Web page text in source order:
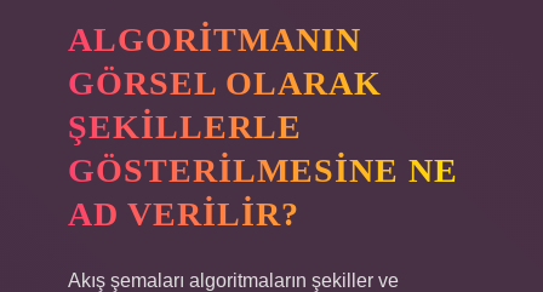
ALGORITMANIN
GÖRSEL OLARAK
ŞEKILLERLE
GÖSTERILMESINE NE
AD VERILIR?
Akış şemaları algoritmaların şekiller ve